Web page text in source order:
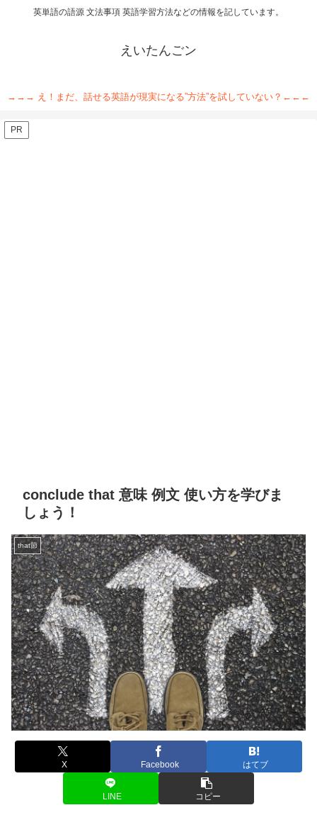
英単語の語源 文法事項 英語学習方法などの情報を記しています。
えいたんごン
→→→ え！まだ、話せる英語が現実になる”方法”を試していない？←←←
PR
conclude that 意味 例文 使い方を学びま
しょう！
that節
X Facebook はてブ
LINE コピー